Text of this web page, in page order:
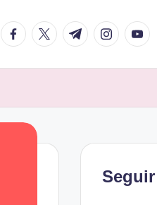
facebook.com
twitter.com
t.me